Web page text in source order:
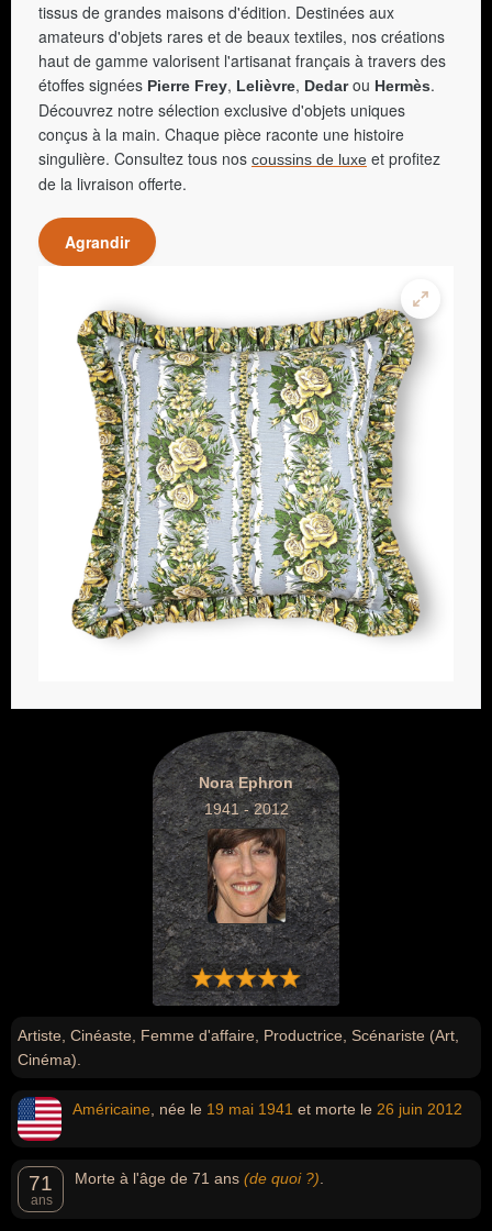
tissus de grandes maisons d'édition. Destinées aux
amateurs d'objets rares et de beaux textiles, nos créations
haut de gamme valorisent l'artisanat français à travers des
étoffes signées Pierre Frey, Lelièvre, Dedarou Hermès.
Découvrez notre sélection exclusive d'objets uniques
conçus à la main. Chaque pièce raconte une histoire
singulière. Consultez tous nos coussins de luxe et profitez
de la livraison offerte.
Agrandir
Nora Ephron
1941 - 2012
Artiste, Cinéaste, Femme d'affaire, Productrice, Scénariste (Art,
Cinéma).
Américaine , née le 19 mai 1941 et morte le 26 juin 2012
71
ans
Morte à l'âge de 71 ans (de quoi ?)